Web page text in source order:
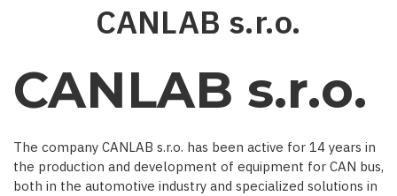
content
CANLAB s.r.o.
CANLAB s.r.o.
The company CANLAB s.r.o. has been active for 14 years in
the production and development of equipment for CAN bus,
both in the automotive industry and specialized solutions in